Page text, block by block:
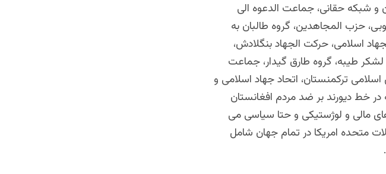
و شبکه حقانی، جماعت الدعوه الی
حزب المجاهدین، گروه طالبان به
اسلامی، حرکت الجهاد بنگلادش،
طیبه، گروه طارق گیدار، جماعت
ترکمنستان، اتحاد جهاد اسلامی و
خط دیورند بر ضد مردم افغانستان
مالی و لوژستیکی و حتا سیاسی می
ایالات متحده امریکا در تمام جهان شامل